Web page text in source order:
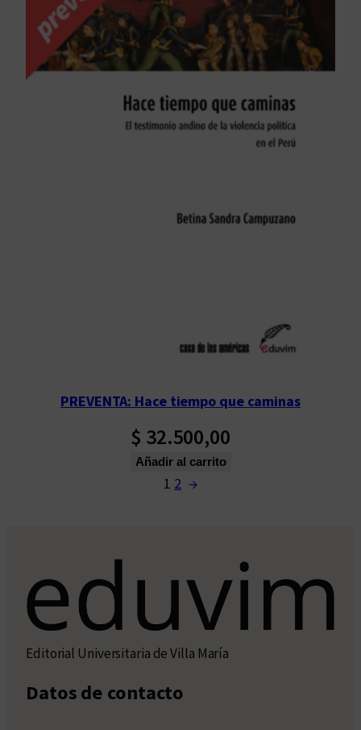
PREVENTA: Hace tiempo que caminas
$ 32.500,00
Añadir al carrito
1 2 →
Editorial Universitaria de Villa María
Datos de contacto